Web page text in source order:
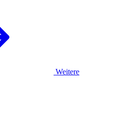
Weitere